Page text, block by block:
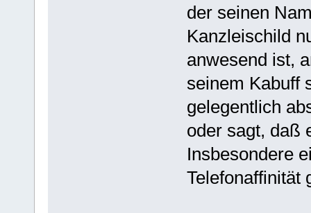
der seinen
Kanzleischild
anwesend ist,
seinem Kabuff
gelegentlich
oder sagt, daß
Insbesondere
Telefonaffinität